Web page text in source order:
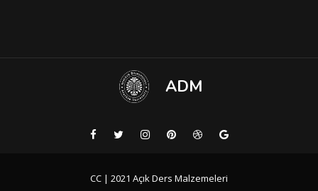
ADM
CC | 2021 Açık Ders Malzemeleri